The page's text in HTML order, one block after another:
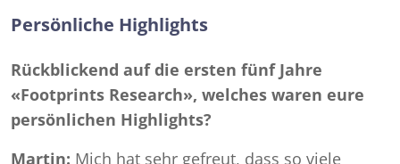
Persönliche Highlights
Rückblickend auf die ersten fünf Jahre
«Footprints Research», welches waren eure
persönlichen Highlights?
Martin: Mich hat sehr gefreut, dass so viele